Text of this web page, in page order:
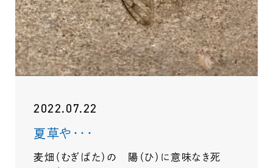
2022.07.22
夏草や・・・
麦畑（むぎばた）の 陽（ひ）に意味なき死